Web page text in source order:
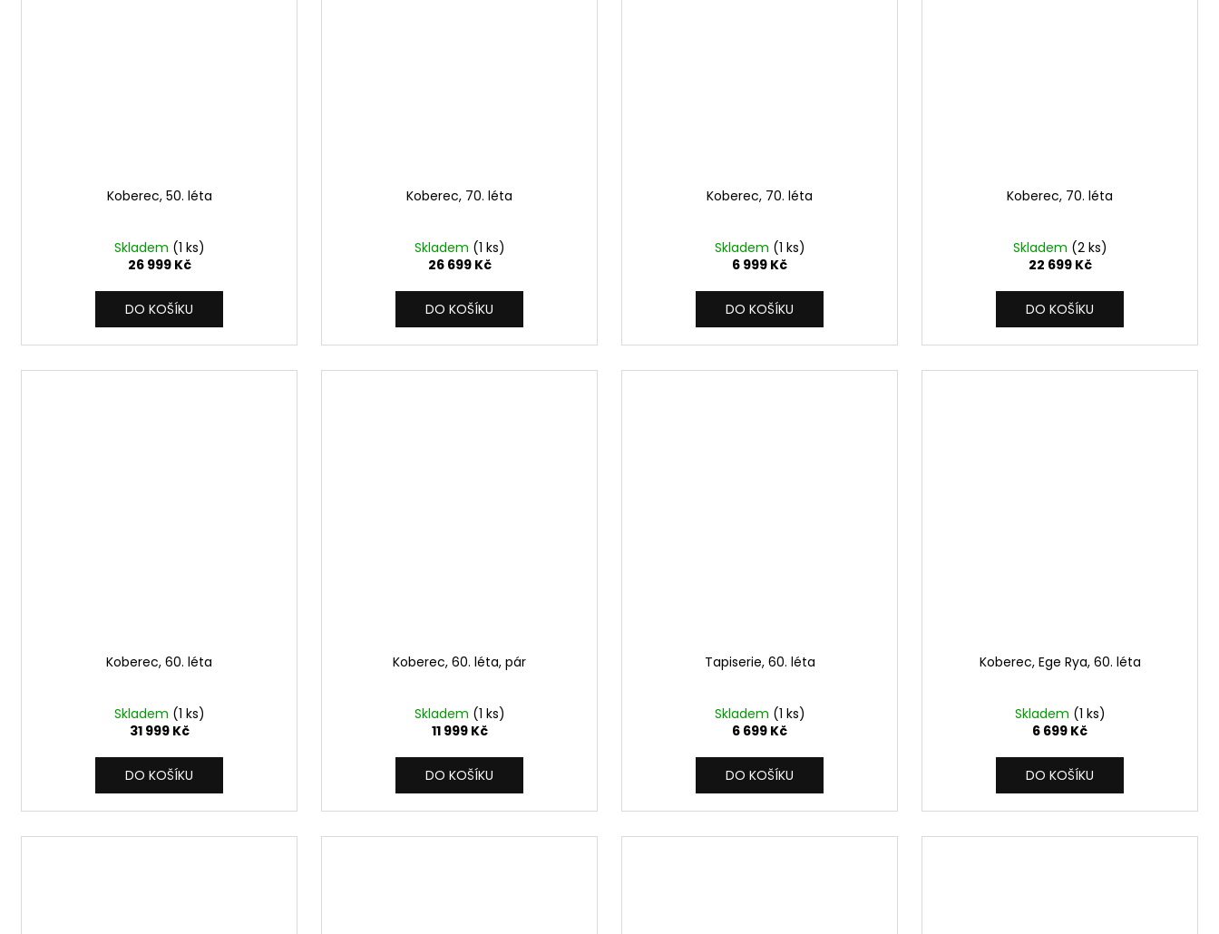
Koberec, 50. léta
Skladem (1 ks)
26 999 Kč
DO KOŠÍKU
Koberec, 70. léta
Skladem (1 ks)
26 699 Kč
DO KOŠÍKU
Koberec, 70. léta
Skladem (1 ks)
6 999 Kč
DO KOŠÍKU
Koberec, 70. léta
Skladem (2 ks)
22 699 Kč
DO KOŠÍKU
Koberec, 60. léta
Skladem (1 ks)
31 999 Kč
DO KOŠÍKU
Koberec, 60. léta, pár
Skladem (1 ks)
11 999 Kč
DO KOŠÍKU
Tapiserie, 60. léta
Skladem (1 ks)
6 699 Kč
DO KOŠÍKU
Koberec, Ege Rya, 60. léta
Skladem (1 ks)
6 699 Kč
DO KOŠÍKU